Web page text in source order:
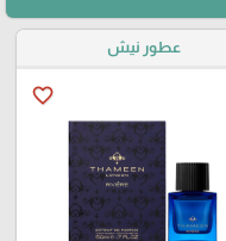
عطور نيش
favorite_border